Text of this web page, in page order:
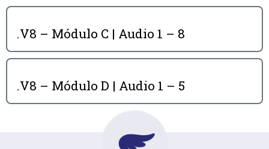
.V8 – Módulo C | Audio 1 – 8
.V8 – Módulo D | Audio 1 – 5